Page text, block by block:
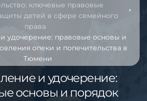
ключевые правовые
детей в сфере семейного
права
удочерение: правовые основы и
опеки и попечительства в
Тюмени
и удочерение:
основы и порядок